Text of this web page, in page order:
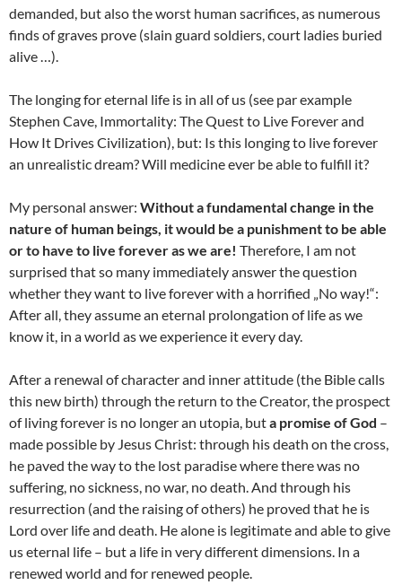
demanded, but also the worst human sacrifices, as numerous
finds of graves prove (slain guard soldiers, court ladies buried
alive …).
The longing for eternal life is in all of us (see par example
Stephen Cave, Immortality: The Quest to Live Forever and
How It Drives Civilization), but: Is this longing to live forever
an unrealistic dream? Will medicine ever be able to fulfill it?
My personal answer: Without a fundamental change in the
nature of human beings, it would be a punishment to be able
or to have to live forever as we are! Therefore, I am not
surprised that so many immediately answer the question
whether they want to live forever with a horrified „No way!“:
After all, they assume an eternal prolongation of life as we
know it, in a world as we experience it every day.
After a renewal of character and inner attitude (the Bible calls
this new birth) through the return to the Creator, the prospect
of living forever is no longer an utopia, buta promise of God –
made possible by Jesus Christ: through his death on the cross,
he paved the way to the lost paradise where there was no
suffering, no sickness, no war, no death. And through his
resurrection (and the raising of others) he proved that he is
Lord over life and death. He alone is legitimate and able to give
us eternal life – but a life in very different dimensions. In a
renewed world and for renewed people.